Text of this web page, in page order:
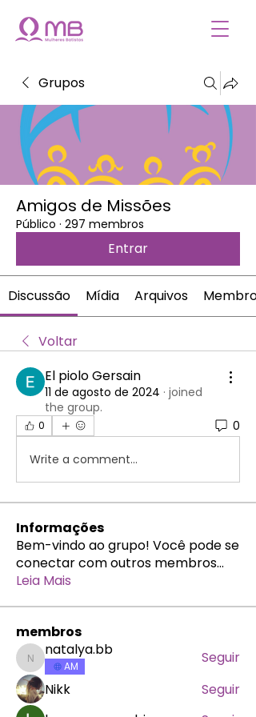
Grupos
Amigos de Missões
Público · 297 membros
Entrar
Discussão Mídia Arquivos Membros
Voltar
El piolo Gersain
11 de agosto de 2024 · joined
the group.
0 0
Write a comment...
Informações
Bem-vindo ao grupo! Você pode se
conectar com outros membros...
Leia Mais
membros
natalya.bb
natalya.bb
AM
Seguir
Nikk
Seguir